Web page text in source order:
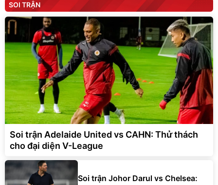
SOI TRẬN
Soi trận Adelaide United vs CAHN: Thử thách
cho đại diện V-League
Soi trận Johor Darul vs Chelsea: